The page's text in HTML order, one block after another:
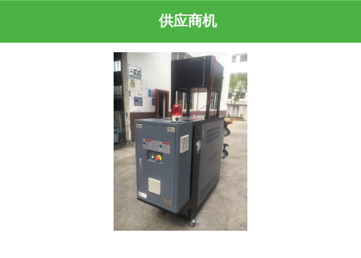
供应商机